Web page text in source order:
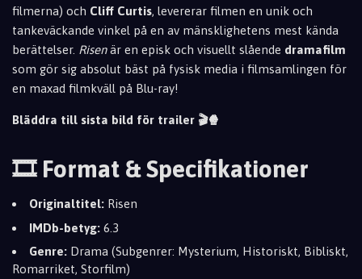
filmerna) och Cliff Curtis, levererar filmen en unik och
tankeväckande vinkel på en av mänsklighetens mest kända
berättelser. Risenär en episk och visuellt slående dramafilm
som gör sig absolut bäst på fysisk media i filmsamlingen för
en maxad filmkväll på Blu-ray!
Bläddra till sista bild för trailer 🎬🍿
🎞️ Format & Specifikationer
Originaltitel: Risen
IMDb-betyg: 6.3
Genre: Drama (Subgenrer: Mysterium, Historiskt, Bibliskt,
Romarriket, Storfilm)